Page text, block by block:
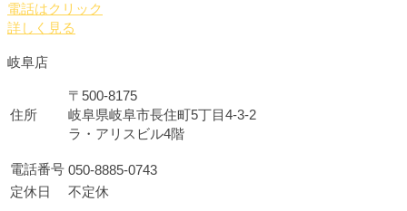
電話はクリック
詳しく見る
岐阜店
住所
〒500-8175
岐阜県岐阜市長住町5丁目4-3-2
ラ・アリスビル4階
電話番号 050-8885-0743
定休日
不定休